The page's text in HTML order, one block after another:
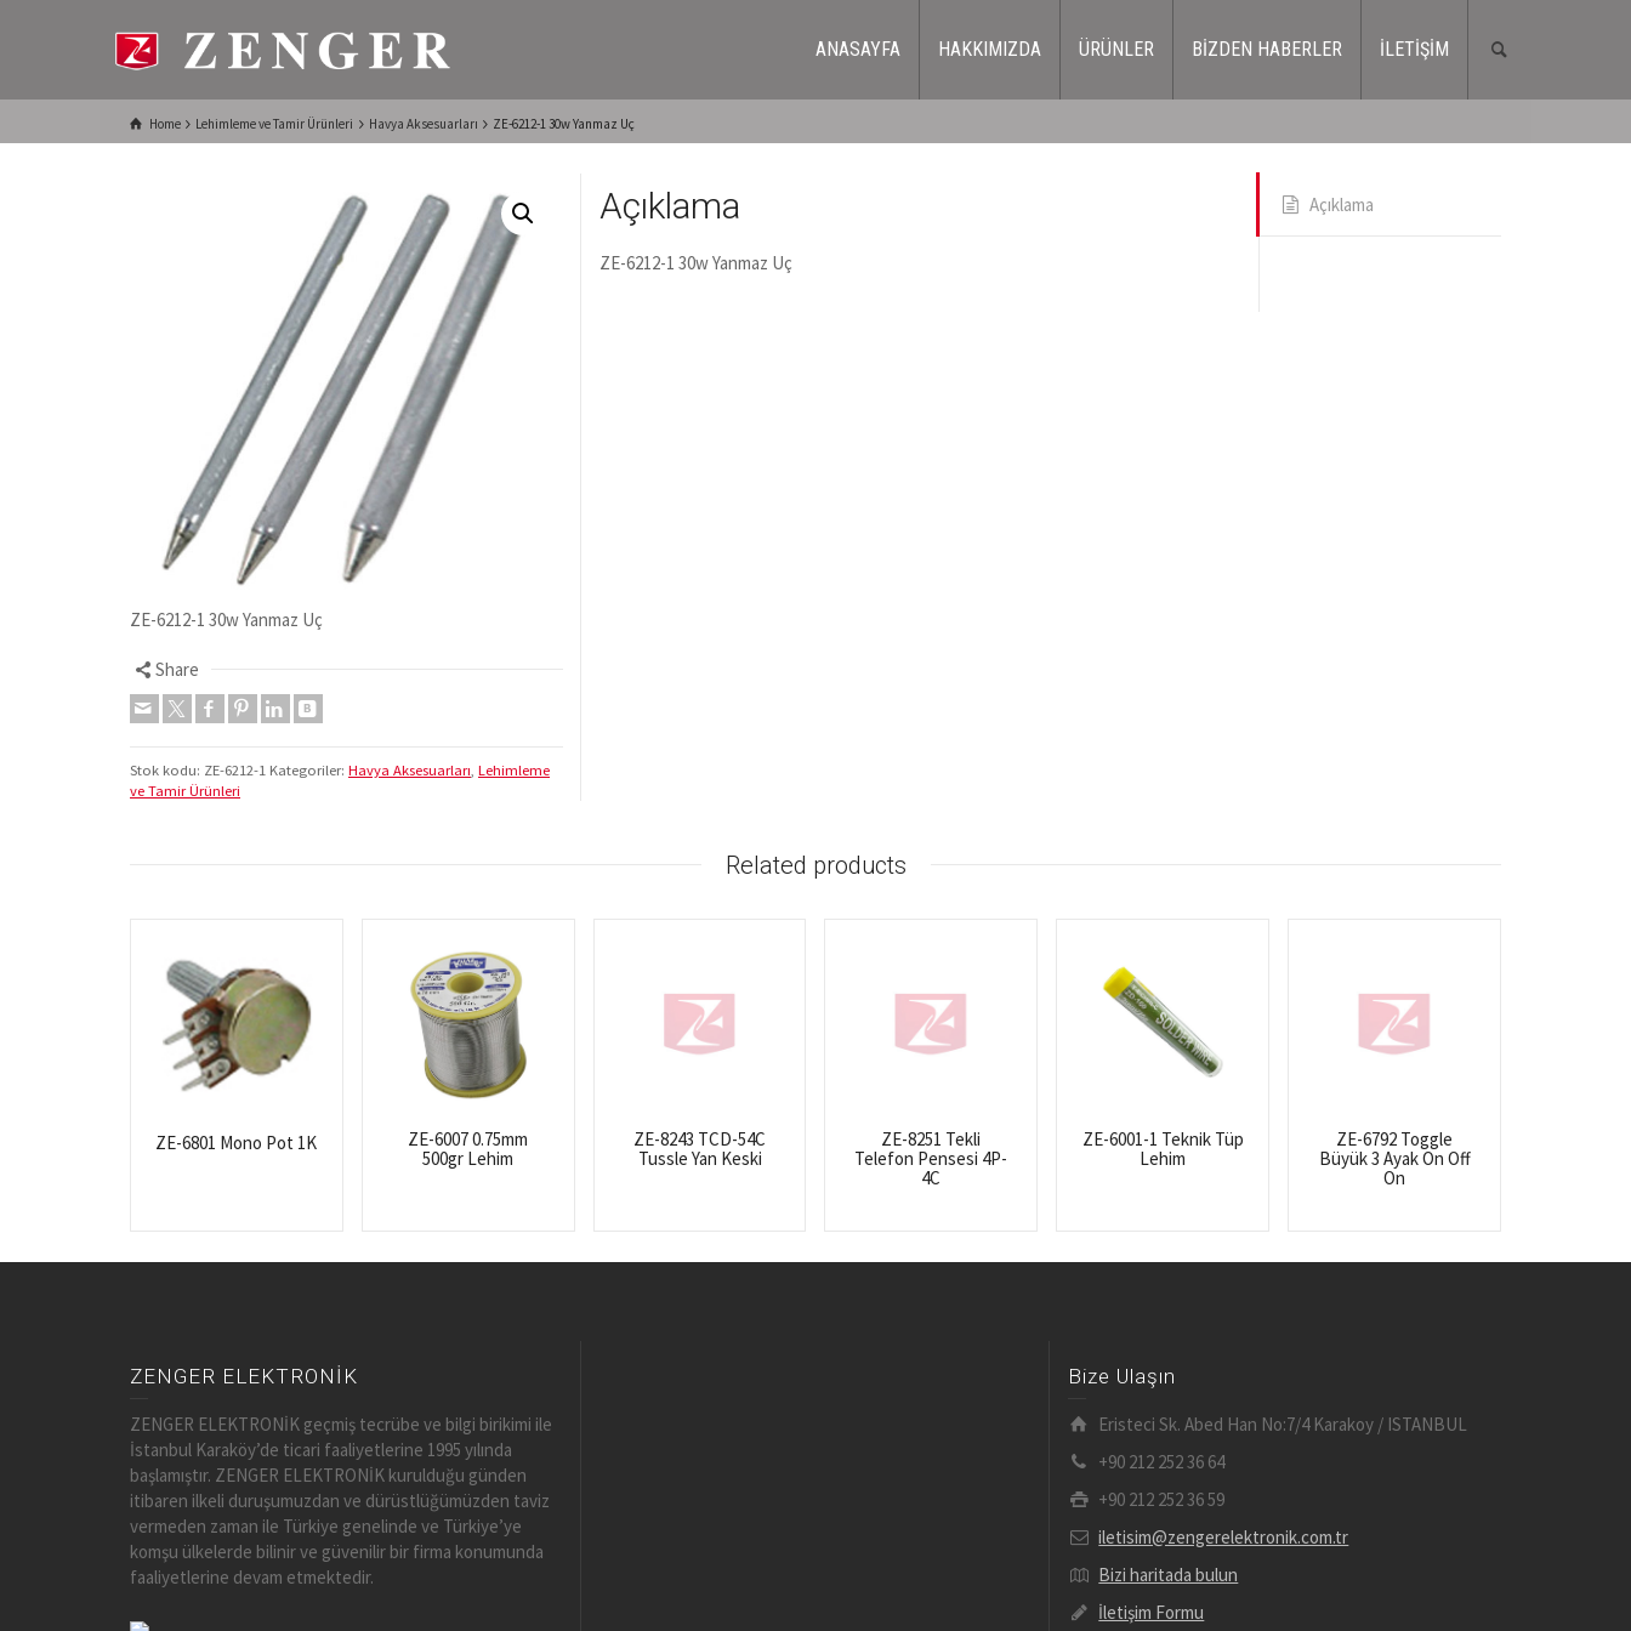
ANASAYFA HAKKIMIZDA ÜRÜNLER BİZDEN HABERLER İLETİŞİM
Home Lehimleme ve Tamir Ürünleri Havya Aksesuarları ZE-6212-1 30w Yanmaz Uç
ZE-6212-1 30w Yanmaz Uç
Share
Stok kodu: ZE-6212-1 Kategoriler: Havya Aksesuarları Lehimleme
ve Tamir Ürünleri
Açıklama
Açıklama
ZE-6212-1 30w Yanmaz Uç
Related products
ZE-6801 Mono Pot 1K
ZE-6007 0.75mm
500gr Lehim
ZE-8243 TCD-54C
Tussle Yan Keski
ZE-8251 Tekli
Telefon Pensesi 4P-
4C
ZE-6001-1 Teknik Tüp
Lehim
ZE-6792 Toggle
Büyük 3 Ayak On Off
On
ZENGER ELEKTRONİK
ZENGER ELEKTRONİK geçmiş tecrübe ve bilgi birikimi ile
İstanbul Karaköy’de ticari faaliyetlerine 1995 yılında
başlamıştır. ZENGER ELEKTRONİK kurulduğu günden
itibaren ilkeli duruşumuzdan ve dürüstlüğümüzden taviz
vermeden zaman ile Türkiye genelinde ve Türkiye’ye
komşu ülkelerde bilinir ve güvenilir bir firma konumunda
faaliyetlerine devam etmektedir.
Bize Ulaşın
Eristeci Sk. Abed Han No:7/4 Karakoy / ISTANBUL
+90 212 252 36 64
+90 212 252 36 59
iletisim@zengerelektronik.com.tr
Bizi haritada bulun
İletişim Formu